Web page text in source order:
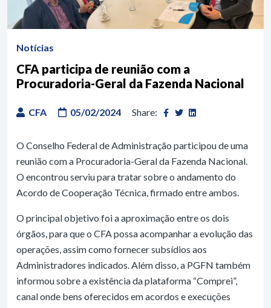
Notícias
CFA participa de reunião com a
Procuradoria-Geral da Fazenda Nacional
CFA 05/02/2024 Share:
O Conselho Federal de Administração participou de uma
reunião com a Procuradoria-Geral da Fazenda Nacional.
O encontrou serviu para tratar sobre o andamento do
Acordo de Cooperação Técnica, firmado entre ambos.
O principal objetivo foi a aproximação entre os dois
órgãos, para que o CFA possa acompanhar a evolução das
operações, assim como fornecer subsídios aos
Administradores indicados. Além disso, a PGFN também
informou sobre a existência da plataforma “Comprei”,
canal onde bens oferecidos em acordos e execuções